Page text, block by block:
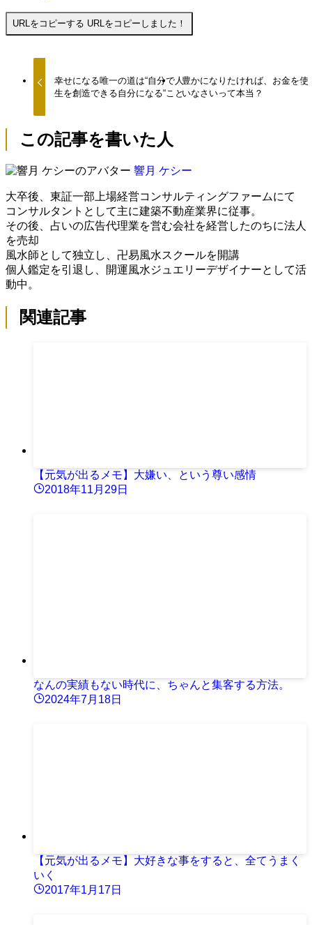
URLをコピーする URLをコピーしました！
幸せになる唯一の道は“自分で人
生を創造できる自分になる“こと
豊かになりたければ、お金を使
いなさいって本当？
この記事を書いた人
響月 ケシー
大卒後、東証一部上場経営コンサルティングファームにて
コンサルタントとして主に建築不動産業界に従事。
その後、占いの広告代理業を営む会社を経営したのちに法人
を売却
風水師として独立し、卍易風水スクールを開講
個人鑑定を引退し、開運風水ジュエリーデザイナーとして活
動中。
関連記事
【元気が出るメモ】大嫌い、という尊い感情
2018年11月29日
なんの実績もない時代に、ちゃんと集客する方法。
2024年7月18日
【元気が出るメモ】大好きな事をすると、全てうまく
いく
2017年1月17日